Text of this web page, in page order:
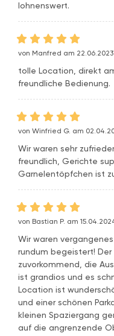
lohnenswert.
von Manfred am 22.06.2023
tolle Location, direkt
freundliche Bedienung.
von Winfried G. am
Wir waren sehr
freundlich, Gerichte
Garnelentöpfchen ist
von Bastian P. am
Wir waren
rundum begeistert!
zuvorkommend, die
ist grandios und es
Location ist
und einer schönen
kleinen Spaziergang
auf die angrenzende